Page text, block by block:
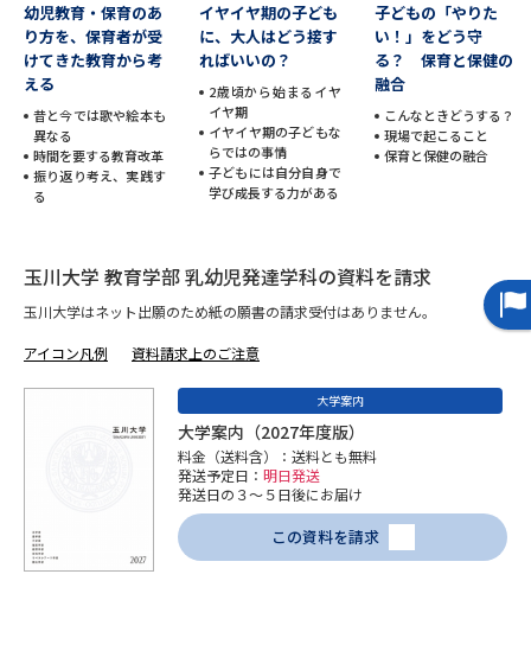
新増設大学・学部・学科特集
国際・グローバルに強い大学特
集
奨学金・特待生制度特集
デジタルパンフレット 進路の３択
オープンキャンパスなどを調べる
オープンキャンパス検索 実施プログラムから探す
来場型・Web型イベント特集 夢ナビライブ
幼児教育・保育のあ
り方を、保育者が受
けてきた教育から考
える
昔と今では歌や絵本も
異なる
時間を要する教育改革
振り返り考え、実践す
る
イヤイヤ期の子ども
に、大人はどう接す
ればいいの？
2歳頃から始まるイヤ
イヤ期
イヤイヤ期の子どもな
らではの事情
子どもには自分自身で
学び成長する力がある
子どもの「やりた
い！」をどう守
る？ 保育と保健の
融合
こんなときどうする？
現場で起こること
保育と保健の融合
玉川大学 教育学部 乳幼児発達学科の資料を請求
玉川大学はネット出願のため紙の願書の請求受付はありません。
アイコン凡例 資料請求上のご注意
大学案内
大学案内（2027年度版）
料金（送料含）：送料とも無料
発送予定日： 明日発送
発送日の３～５日後にお届け
この資料を請求